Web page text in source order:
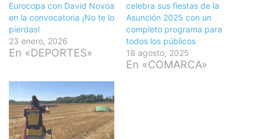
Eurocopa con David Novoa
en la convocatoria ¡No te lo
pierdas!
23 enero, 2026
En «DEPORTES»
celebra sus fiestas de la
Asunción 2025 con un
completo programa para
todos los públicos
18 agosto, 2025
En «COMARCA»